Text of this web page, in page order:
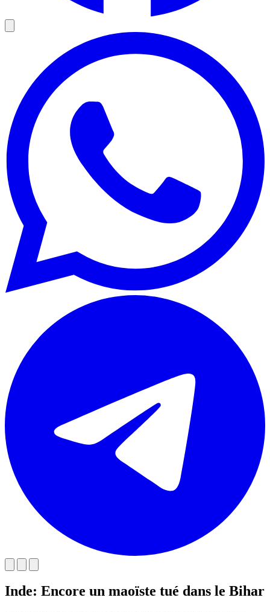
Inde: Encore un maoïste tué dans le Bihar